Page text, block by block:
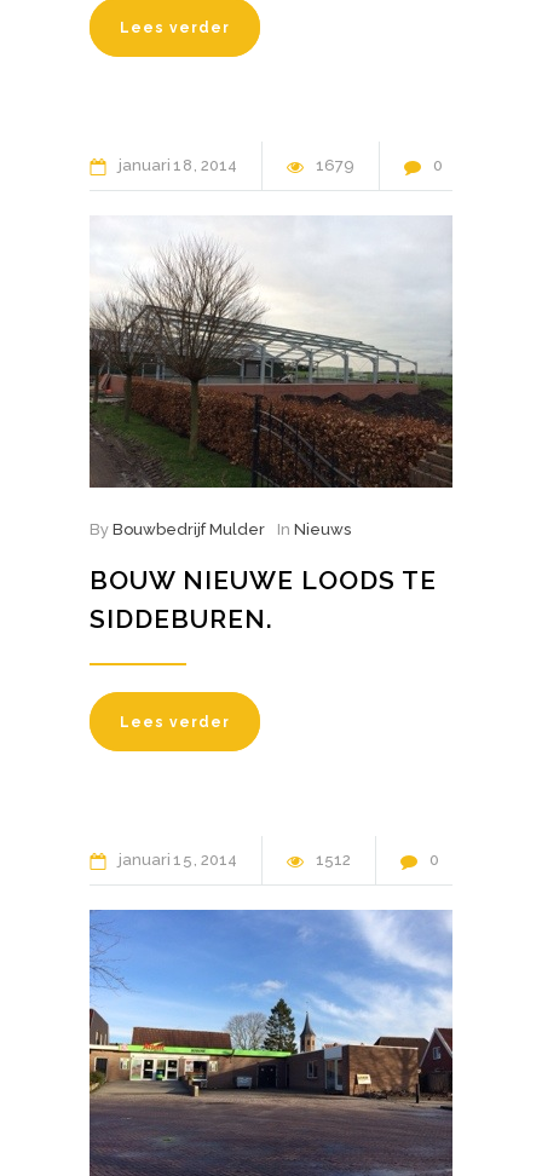
Lees verder
januari 18 2014 1679 0
By Bouwbedrijf Mulder In Nieuws
BOUW NIEUWE LOODS TE
SIDDEBUREN.
Lees verder
januari 15 2014 1512 0